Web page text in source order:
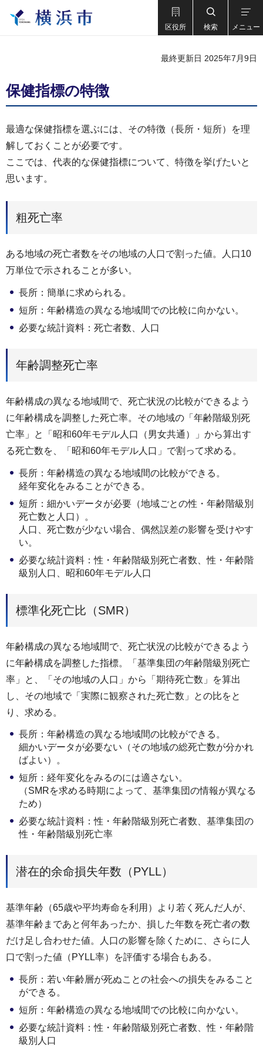
区役所 検索 メニュー
最終更新日 2025年7月9日
保健指標の特徴
最適な保健指標を選ぶには、その特徴（長所・短所）を理
解しておくことが必要です。
ここでは、代表的な保健指標について、特徴を挙げたいと
思います。
粗死亡率
ある地域の死亡者数をその地域の人口で割った値。人口10
万単位で示されることが多い。
長所：簡単に求められる。
短所：年齢構造の異なる地域間での比較に向かない。
必要な統計資料：死亡者数、人口
年齢調整死亡率
年齢構成の異なる地域間で、死亡状況の比較ができるよう
に年齢構成を調整した死亡率。その地域の「年齢階級別死
亡率」と「昭和60年モデル人口（男女共通）」から算出す
る死亡数を、「昭和60年モデル人口」で割って求める。
長所：年齢構造の異なる地域間の比較ができる。
経年変化をみることができる。
短所：細かいデータが必要（地域ごとの性・年齢階級別
死亡数と人口）。
人口、死亡数が少ない場合、偶然誤差の影響を受けやす
い。
必要な統計資料：性・年齢階級別死亡者数、性・年齢階
級別人口、昭和60年モデル人口
標準化死亡比（SMR）
年齢構成の異なる地域間で、死亡状況の比較ができるよう
に年齢構成を調整した指標。「基準集団の年齢階級別死亡
率」と、「その地域の人口」から「期待死亡数」を算出
し、その地域で「実際に観察された死亡数」との比をと
り、求める。
長所：年齢構造の異なる地域間の比較ができる。
細かいデータが必要ない（その地域の総死亡数が分かれ
ばよい）。
短所：経年変化をみるのには適さない。
（SMRを求める時期によって、基準集団の情報が異なる
ため）
必要な統計資料：性・年齢階級別死亡者数、基準集団の
性・年齢階級別死亡率
潜在的余命損失年数（PYLL）
基準年齢（65歳や平均寿命を利用）より若く死んだ人が、
基準年齢まであと何年あったか、損した年数を死亡者の数
だけ足し合わせた値。人口の影響を除くために、さらに人
口で割った値（PYLL率）を評価する場合もある。
長所：若い年齢層が死ぬことの社会への損失をみること
ができる。
短所：年齢構造の異なる地域間での比較に向かない。
必要な統計資料：性・年齢階級別死亡者数、性・年齢階
級別人口